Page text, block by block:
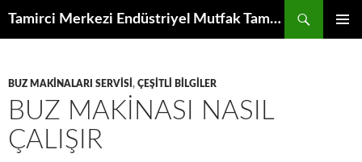
Tamirci Merkezi Endüstriyel Mutfak Tamiri Periyodik Bakımı Servisi
BUZ MAKINALARI SERVISI , ÇEŞITLI BILGILER
BUZ MAKINASI NASIL
ÇALIŞIR